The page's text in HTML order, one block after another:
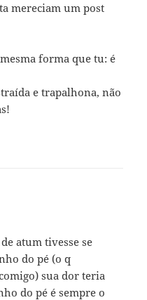
mereciam um post
forma que tu: é
e trapalhona, não
atum tivesse se
do pé (o q
sua dor teria
do pé é sempre o